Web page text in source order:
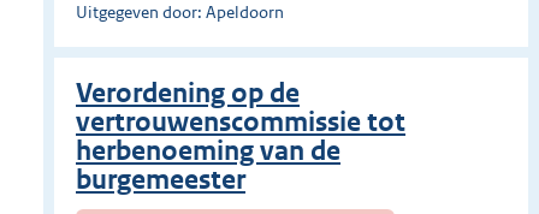
Uitgegeven door: Apeldoorn
Verordening op de
vertrouwenscommissie tot
herbenoeming van de
burgemeester